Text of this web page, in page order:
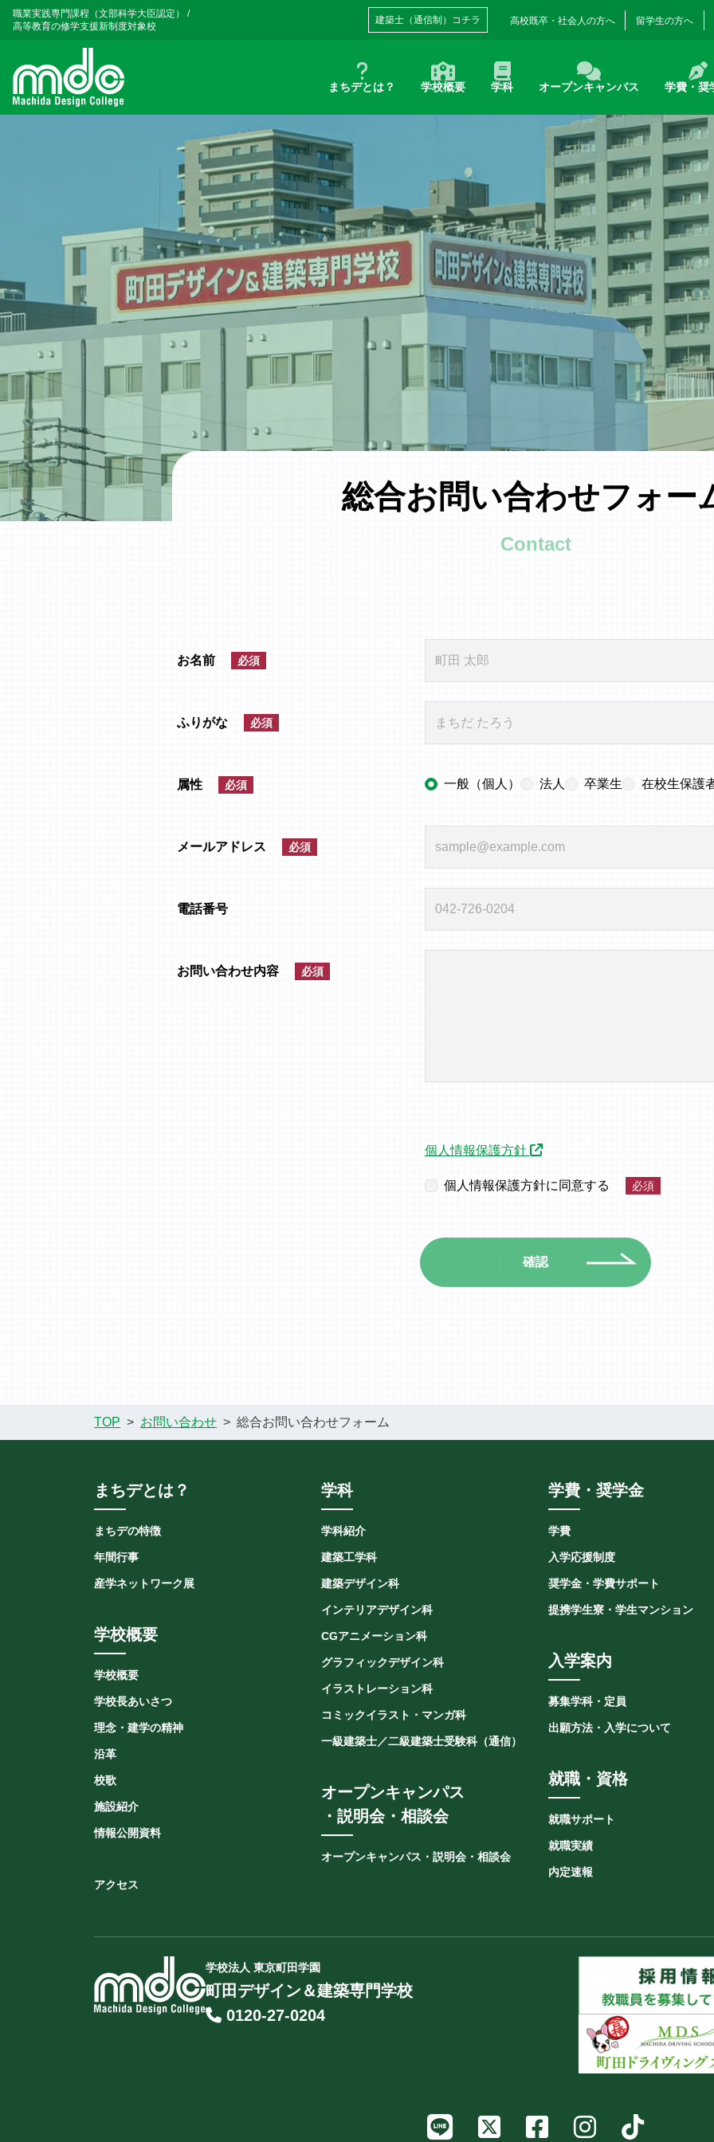
職業実践専門課程（文部科学大臣認定）
/
高等教育の修学支援新制度対象校
メインナビゲーション まちデとは？ 学校概要 学科 オープンキャンパス 学費・奨
高校既卒・ 社会人の方へ 留学生の方へ
建築士（通信制）コチラ
総合お問い合わせフォー
Contact
お名前 必須
ふりがな 必須
属性 必須 一般（個人） 法人 卒業生 在校生保護
メールアドレス 必須
電話番号
お問い合わせ内容 必須
個人情報保護方針 （新しいウィンドウで開きま
個人情報保護方針に同意する 必須
確認
TOP お問い合わせ 総合お問い合わせフォーム
まちデとは？
まちデの特徴
年間行事
産学ネットワーク展
学校概要
学校概要
学校長あいさつ
理念・建学の精神
沿革
校歌
施設紹介
情報公開資料
アクセス
学科
学科紹介
建築工学科
建築デザイン科
インテリアデザイン科
CGアニメーション科
グラフィックデザイン科
イラストレーション科
コミックイラスト・マンガ科
一級建築士／二級建築士受験科（通信）
オープンキャンパス
・説明会・相談会
オープンキャンパス ・説明会・相談会
学費・奨学金
学費
入学応援制度
奨学金・学費サポート
提携学生寮・学生マンション
入学案内
募集学科・定員
出願方法・入学について
就職・資格
就職サポート
就職実績
内定速報
学校法人 東京町田学園
町田デザイン＆建築専門学校
0120-27-0204
LINEX FacebookInstagram